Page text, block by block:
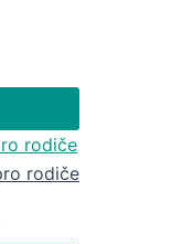
rodiče
rodiče